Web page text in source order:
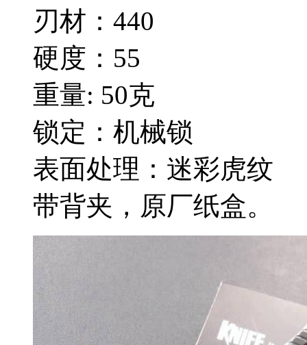
刃材：440
硬度：55
重量: 50克
锁定：机械锁
表面处理：迷彩虎纹
带背夹，原厂纸盒。